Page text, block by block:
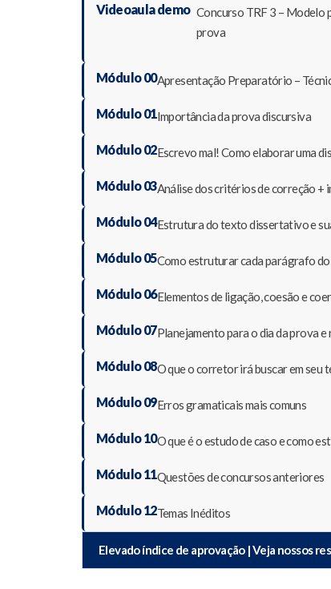
Videoaula demo Concurso TRF 3 – Modelo
prova
Módulo 00Apresentação Preparatório –
Módulo 01Importância da prova discursiva
Módulo 02Escrevo mal! Como elaborar uma
Módulo 03Análise dos critérios de correção +
Módulo 04Estrutura do texto dissertativo e
Módulo 05Como estruturar cada parágrafo
Módulo 06Elementos de ligação, coesão e
Módulo 07Planejamento para o dia da prova
Módulo 08O que o corretor irá buscar em seu
Módulo 09Erros gramaticais mais comuns
Módulo 10O que é o estudo de caso e como
Módulo 11Questões de concursos anteriores
Módulo 12Temas Inéditos
Elevado índice de aprovação | Veja nossos